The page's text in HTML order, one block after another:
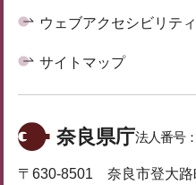
ウェブアクセシビリティ
サイトマップ
奈良県庁法人番号：
〒630-8501 奈良市登大路